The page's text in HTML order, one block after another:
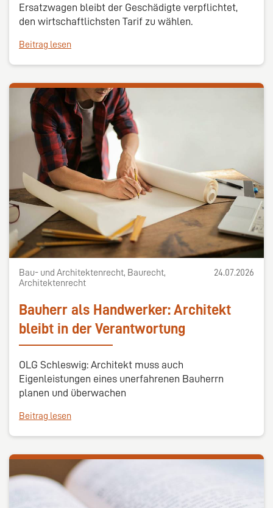
Ersatzwagen bleibt der Geschädigte verpflichtet,
den wirtschaftlichsten Tarif zu wählen.
Beitrag lesen
Bau- und Architektenrecht, Baurecht,
Architektenrecht
24.07.2026
Bauherr als Handwerker: Architekt
bleibt in der Verantwortung
OLG Schleswig: Architekt muss auch
Eigenleistungen eines unerfahrenen Bauherrn
planen und überwachen
Beitrag lesen